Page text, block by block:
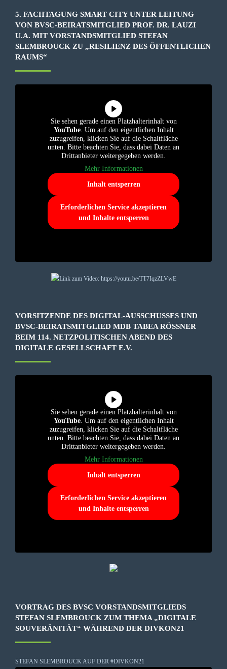
5. FACHTAGUNG SMART CITY UNTER LEITUNG
VON BVSC-BEIRATSMITGLIED PROF. DR. LAUZI
U.A. MIT VORSTANDSMITGLIED STEFAN
SLEMBROUCK ZU „RESILIENZ DES ÖFFENTLICHEN
RAUMS“
Sie sehen gerade einen Platzhalterinhalt von
YouTube. Um auf den eigentlichen Inhalt
zuzugreifen, klicken Sie auf die Schaltfläche
unten. Bitte beachten Sie, dass dabei Daten an
Drittanbieter weitergegeben werden.
Mehr Informationen
Inhalt entsperren
Erforderlichen Service akzeptieren
und Inhalte entsperren
VORSITZENDE DES DIGITAL-AUSSCHUSSES UND
BVSC-BEIRATSMITGLIED MDB TABEA RÖSSNER B
EIM 114. NETZPOLITISCHEN ABEND DES D
IGITALE GESELLSCHAFT E.V.
Sie sehen gerade einen Platzhalterinhalt von
YouTube. Um auf den eigentlichen Inhalt
zuzugreifen, klicken Sie auf die Schaltfläche
unten. Bitte beachten Sie, dass dabei Daten an
Drittanbieter weitergegeben werden.
Mehr Informationen
Inhalt entsperren
Erforderlichen Service akzeptieren
und Inhalte entsperren
VORTRAG DES BVSC VORSTANDSMITGLIEDS
STEFAN SLEMBROUCK ZUM THEMA „DIGITALE
SOUVERÄNITÄT“ WÄHREND DER DIVKON21
STEFAN SLEMBROUCK AUF DER #DIVKON21